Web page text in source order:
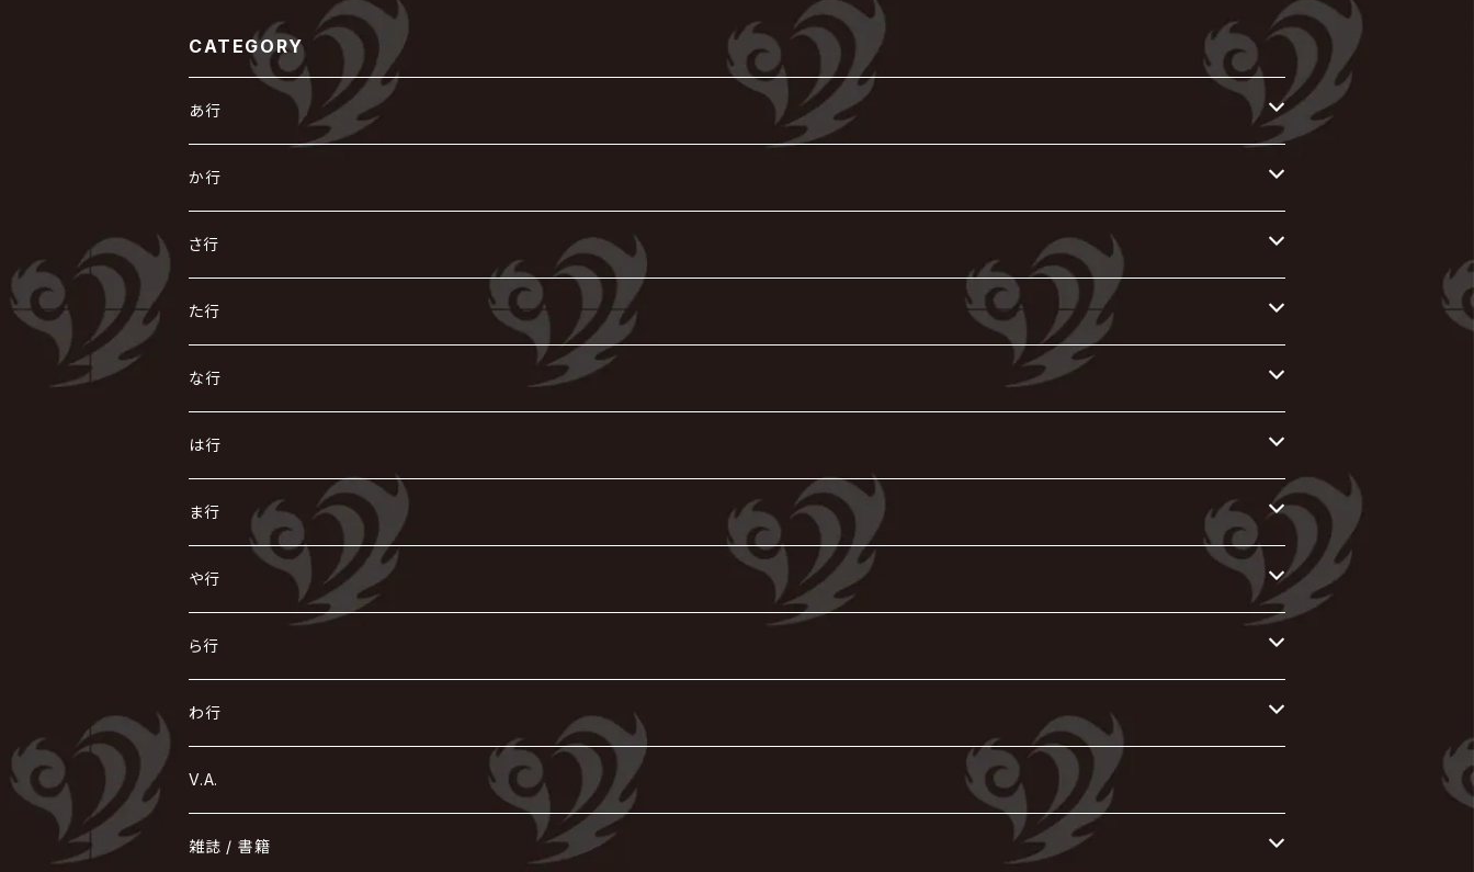
CATEGORY
あ行
あ
R指定
AIOLIN
浅葱 / ASAGI
Azavana
Acid Black Cherry
い
IKUO
exist†trace
イビツ マル
色々な十字架
168 / 葵-168-
う
VIRGE / ヴァージュ
Waive
UCHUSENTAI:NOIZ / 宇宙戦隊NOIZ
え
ACE OF SPADES
X JAPAN
LSN / The LEGENDARY SIX NINE
お
AURORIZE
OFIAM
か行
か
怪人二十面奏
Kαin
KAKUMAY
CASCADE
the GazettE
GOTCHAROCKA
き
KISAKI
キズ
清春
KIRITO / キリト
己龍
く
Crack6
グラビティ
GREN / グレン
黒夢
け
[ kei ] / 圭
仮病
こ
GOATBED
ゴールデンボンバー
さ行
さ
ザアザア
The THIRTEEN
Psycho le Cému
Sadie
XANVALA
し
Zeke Deux
Z CLEAR
Sick²
ジグソウ
す
Z CLEAR
超ジャシー
SCAPEGOAT
せ
ゼラ
零[Hz]
そ
SOPHIA
ZOMBIE / ぞんび
た行
た
DASEIN
DAIGO
DADAROMA
逹瑯
ち
CHAQLA.
つ
て
D
DIAURA
と
東京花嫁
Tourbillon
な行
な
NIGHTMARE
NAZARE
に
NiEL
NICOLAS
ぬ
nurié
ね
NETH PRIERE CAIN
NEVERLAND
の
NoGoD
NOCTURNAL BLOODLUST
は行
は
heidi.
H.U.G
ひ
HERO
美炎-BIEN-
ふ
Far East Dizain
Fatüm
へ
BabyKingdom
THE BEETHOVEN
ほ
POIDOL
ま行
ま
THE MICRO HEAD 4N'S
MAO / マオ from SID
み
未完成アリス
ミスイ
む
MUCC / ムック
め
メトロノーム
も
や行
や
ヤミテラ / 外道反逆者ヤミテラ
ゆ
YUKIYA / 藤田幸也
ユナイト
よ
ら行
ら
rice
Rides In ReVellion
り
Leetspeak monsters
る
わ行
わ
wyse
V.A.
雑誌 / 書籍